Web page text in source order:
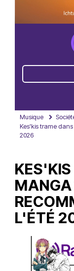
Musique
Kes'kis trame
2026
L'ÉTÉ